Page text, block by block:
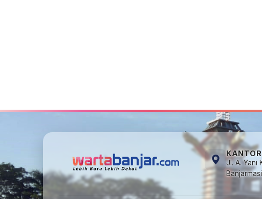
KANTOR
Jl. A. Yani